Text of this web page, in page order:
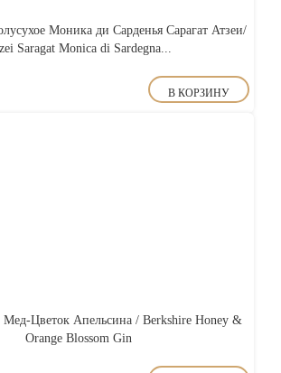
Моника ди Сарденья Сарагат Атзеи/
Saragat Monica di Sardegna...
В КОРЗИНУ
Цветок Апельсина / Berkshire Honey &
Orange Blossom Gin